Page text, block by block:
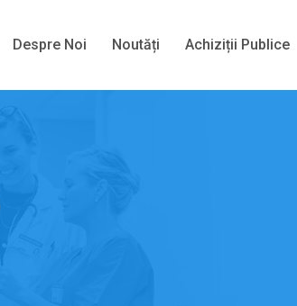
Despre Noi Noutăți Achiziții Publice